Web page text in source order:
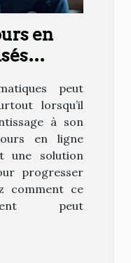
en
?
peut
lorsqu’il
à son
en ligne
une solution
progresser
comment ce
peut